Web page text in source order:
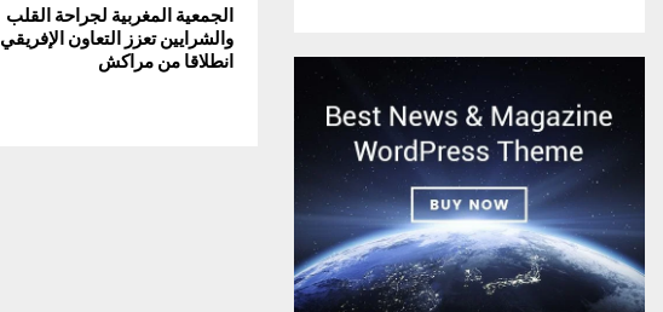
الجمعية المغربية لجراحة القلب
والشرايين تعزز التعاون الإفريقي
انطلاقا من مراكش